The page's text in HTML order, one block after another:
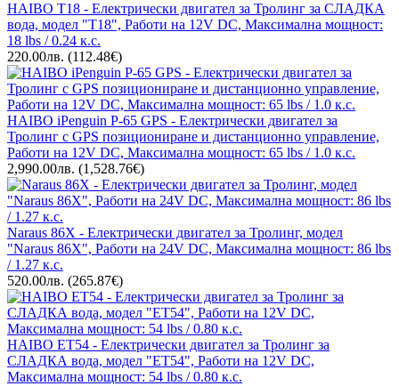
HAIBO T18 - Електрически двигател за Тролинг за СЛАДКА
вода, модел "T18", Работи на 12V DC, Максимална мощност:
18 lbs / 0.24 к.с.
220.00лв. (112.48€)
HAIBO iPenguin P-65 GPS - Електрически двигател за
Тролинг с GPS позициониране и дистанционно управление,
Работи на 12V DC, Максимална мощност: 65 lbs / 1.0 к.с.
2,990.00лв. (1,528.76€)
Naraus 86X - Електрически двигател за Тролинг, модел
"Naraus 86X", Работи на 24V DC, Максимална мощност: 86 lbs
/ 1.27 к.с.
520.00лв. (265.87€)
HAIBO ET54 - Електрически двигател за Тролинг за
СЛАДКА вода, модел "ET54", Работи на 12V DC,
Максимална мощност: 54 lbs / 0.80 к.с.